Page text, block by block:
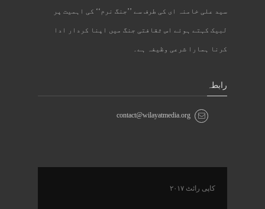
سید علی خامنہ ای کی طرف سے ’’جنگ نرم‘‘ کی اہمیت پر
لبیک کہتے ہوئے اس ثقافتی جنگ میں اپنا کردار ادا
کرنا ہمارا شرعی وظیفہ ہے۔
رابطہ
contact@wilayatmedia.org
کاپی رائٹ ۲۰۱۷